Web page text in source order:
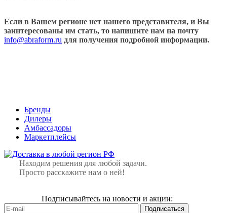
Если в Вашем регионе нет нашего представителя, и Вы
заинтересованы им стать, то напишите нам на почту
info@abraform.ru для получения подробной информации.
Бренды
Дилеры
Амбассадоры
Маркетплейсы
Находим решения для любой задачи.
Просто расскажите нам о ней!
Подписывайтесь на новости и акции: